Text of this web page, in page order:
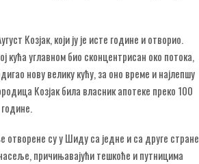
Козјак, који ју је исте године и отворио.
кућа углавном био сконцентрисан око потока,
нову велику кућу, за оно време и најлепшу
Козјак била власник апотеке преко 100
су у Шиду са једне и са друге стране
причињавајући тешкоће и путницима